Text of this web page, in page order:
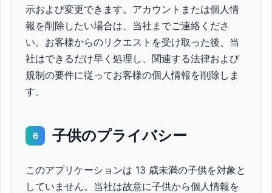
示および変更できます。アカウントまたは個人情
報を削除したい場合は、当社までご連絡くださ
い。お客様からのリクエストを受け取った後、当
社はできるだけ早く処理し、関連する法律および
規制の要件に従ってお客様の個人情報を削除しま
す。
6 子供のプライバシー
このアプリケーションは 13 歳未満の子供を対象と
していません。当社は故意に子供から個人情報を